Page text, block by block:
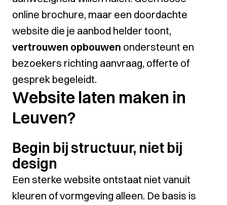
online brochure, maar een doordachte
website die je aanbod helder toont,
vertrouwen opbouwen ondersteunt en
bezoekers richting aanvraag, offerte of
gesprek begeleidt.
Website laten maken in
Leuven?
Begin bij structuur, niet bij
design
Een sterke website ontstaat niet vanuit
kleuren of vormgeving alleen. De basis is